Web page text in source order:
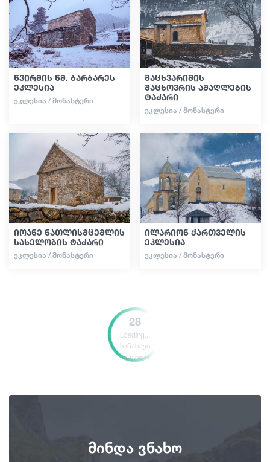
წვირმის წმ. ბარბარეს
ეკლესია
ᲔᲙᲚᲔᲡᲘᲐ / ᲛᲝᲜᲐᲡᲢᲔᲠᲘ
მაცხვარიშის
მაცხოვრის ამაღლების
ტაძარი
ᲔᲙᲚᲔᲡᲘᲐ / ᲛᲝᲜᲐᲡᲢᲔᲠᲘ
იოანე ნათლისმცემლის
სახელობის ტაძარი
ᲔᲙᲚᲔᲡᲘᲐ / ᲛᲝᲜᲐᲡᲢᲔᲠᲘ
ილარიონ ქართველის
ეკლესია
ᲔᲙᲚᲔᲡᲘᲐ / ᲛᲝᲜᲐᲡᲢᲔᲠᲘ
28
Loading...
სანახავი
ადგილი
მინდა ვნახო